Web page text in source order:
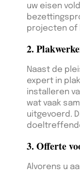
uw eisen
projecten of
2.
Naast de
expert in
installeren
wat vaak
uitgevoerd.
3. Offerte
Alvorens u